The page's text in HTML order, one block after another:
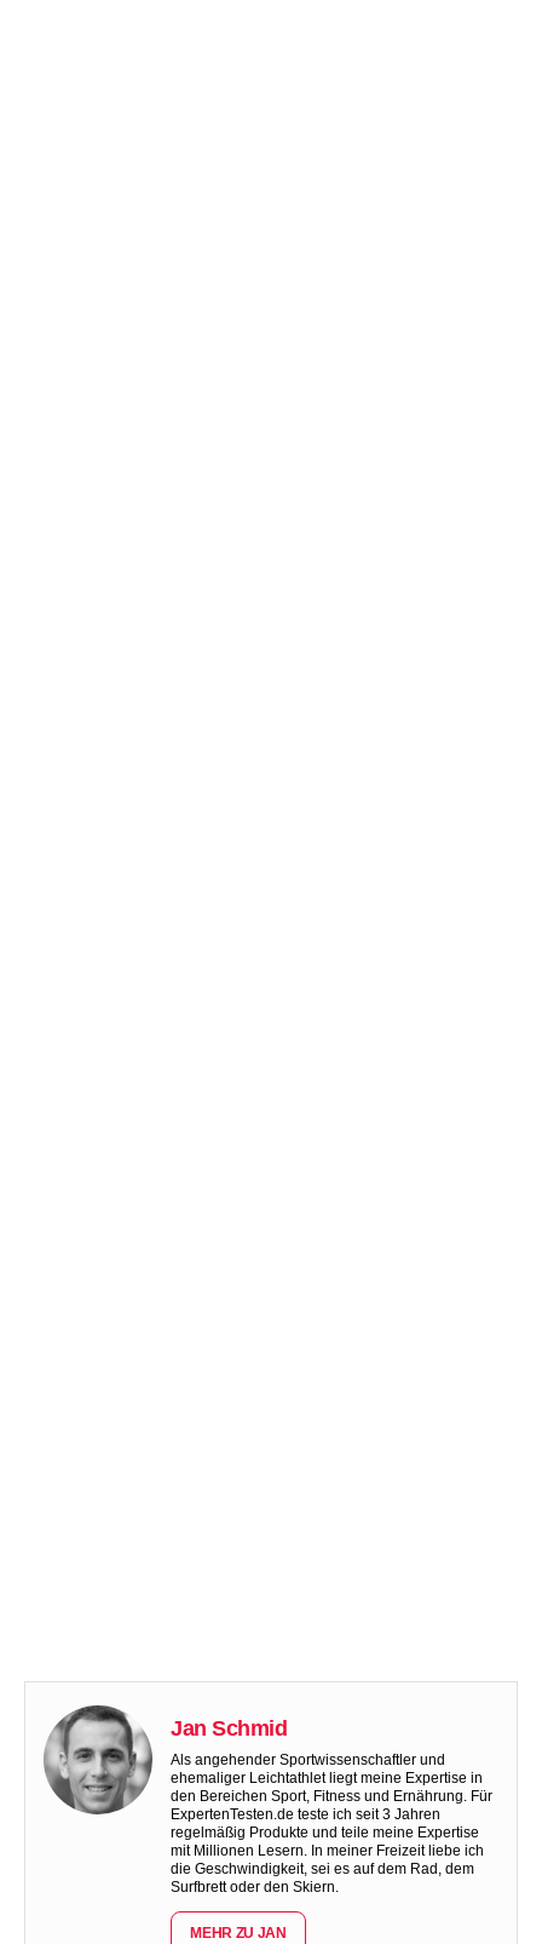
Jan Schmid
Als angehender Sportwissenschaftler und
ehemaliger Leichtathlet liegt meine Expertise in
den Bereichen Sport, Fitness und Ernährung. Für
ExpertenTesten.de teste ich seit 3 Jahren
regelmäßig Produkte und teile meine Expertise
mit Millionen Lesern. In meiner Freizeit liebe ich
die Geschwindigkeit, sei es auf dem Rad, dem
Surfbrett oder den Skiern.
MEHR ZU JAN